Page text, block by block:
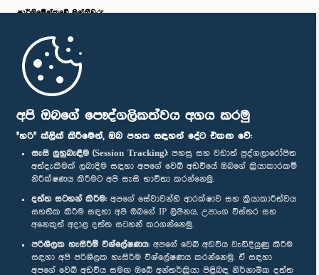
අපි ඔබගේ පෞද්ගලිකත්වය අගය කරමු
"හරි" ක්ලික් කිරීමෙන්, ඔබ පහත සඳහන් දේට එකඟ වේ:
සැසි ලුහුබැඳීම (Session Tracking): පහසු සහ වඩාත් පුද්ගලාරෝපිත
අත්දැකීමක් ලබාදීම සඳහා අපගේ වෙබ් අඩවියේ ඔබගේ ක්‍රියාකාරකම්
නිරීක්ෂණය කිරීමට අපි සැසි භාවිතා කරන්නෙමු.
දත්ත සටහන් කිරීම: අපගේ සේවාවන්හි ආරක්ෂාව සහ ක්‍රියාකාරීත්වය
සහතික කිරීම සඳහා අපි ඔබගේ IP ලිපිනය, උපාංග විස්තර සහ
අනෙකුත් අදාළ දත්ත සටහන් කරගන්නෙමු.
පරිශීලක හැසිරීම් විශ්ලේෂණය: අපගේ වෙබ් අඩවිය වැඩිදියුණු කිරීම
සඳහා අපි පරිශීලක හැසිරීම විශ්ලේෂණය කරන්නෙමු. ඒ සඳහා
අපගේ වෙබ් අඩවිය සමඟ ඔබේ අන්තර්ක්‍රියා පිළිබඳ නිර්නාමික දත්ත
පාර්ලි‌මේන්තුවේ මන්ත්‍රීවරු
මුල් පිටුව
පාර්ලිමේන්තු ජංගම යෙදුම
අප හා සම්බන්ධ වී සිටින්න :
සම්මාන